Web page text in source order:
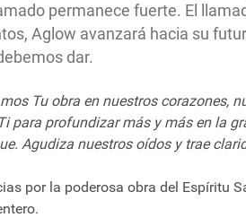
permanece fuerte. El
Aglow avanzará hacia su
dar.
Tu obra en nuestros corazones,
para profundizar más y más en la
Agudiza nuestros oídos y trae
por la poderosa obra del Espíritu